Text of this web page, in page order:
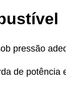
pressão
de potência